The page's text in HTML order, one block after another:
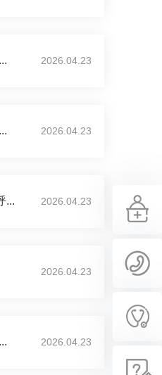
2026.04.23
2026.04.23
... 2026.04.23
2026.04.23
2026.04.23